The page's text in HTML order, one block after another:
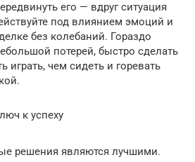
его — вдруг ситуация
под влиянием эмоций и
без колебаний. Гораздо
потерей, быстро сделать
чем сидеть и горевать
к успеху
решения являются лучшими.